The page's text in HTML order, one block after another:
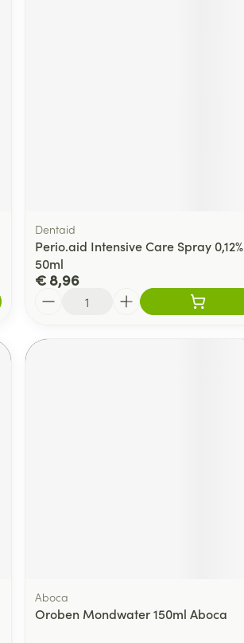
Dentaid
Perio.aid Intensive Care Spray 0,12%
50ml
€ 8,96
Aboca
Oroben Mondwater 150ml Aboca